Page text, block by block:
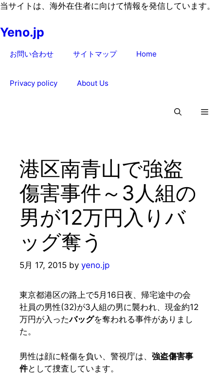
コ
テ
当サイトは、海外在住者に向けて情報を発信しています。
Yeno.jp
お問い合わせ サイトマップ Home
Privacy policy About Us
港区南青山で強盗
傷害事件～3人組の
男が12万円入りバ
ッグ奪う
5月 17, 2015 by yeno.jp
東京都港区の路上で5月16日夜、帰宅途中の会
社員の男性(32)が3人組の男に襲われ、現金約12
万円が入ったバッグを奪われる事件がありまし
た。
男性は顔に軽傷を負い、警視庁は、 強盗傷害事
件として捜査しています。